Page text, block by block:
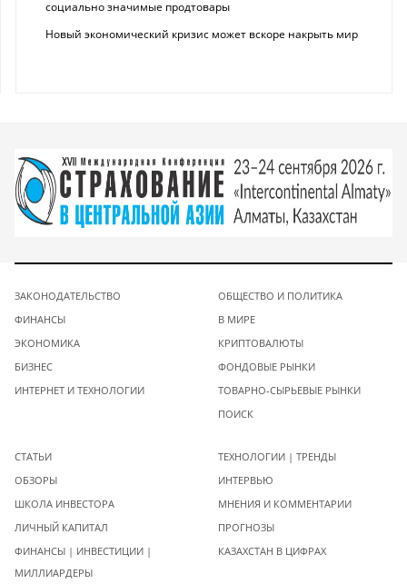
социально значимые продтовары
Новый экономический кризис может вскоре накрыть мир
ЗАКОНОДАТЕЛЬСТВО
ФИНАНСЫ
ЭКОНОМИКА
БИЗНЕС
ИНТЕРНЕТ И ТЕХНОЛОГИИ
ОБЩЕСТВО И ПОЛИТИКА
В МИРЕ
КРИПТОВАЛЮТЫ
ФОНДОВЫЕ РЫНКИ
ТОВАРНО-СЫРЬЕВЫЕ РЫНКИ
ПОИСК
СТАТЬИ
ОБЗОРЫ
ШКОЛА ИНВЕСТОРА
ЛИЧНЫЙ КАПИТАЛ
ФИНАНСЫ | ИНВЕСТИЦИИ |
МИЛЛИАРДЕРЫ
ТЕХНОЛОГИИ | ТРЕНДЫ
ИНТЕРВЬЮ
МНЕНИЯ И КОММЕНТАРИИ
ПРОГНОЗЫ
КАЗАХСТАН В ЦИФРАХ